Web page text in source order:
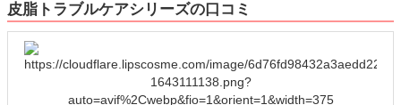
皮脂トラブルケアシリーズの口コミ